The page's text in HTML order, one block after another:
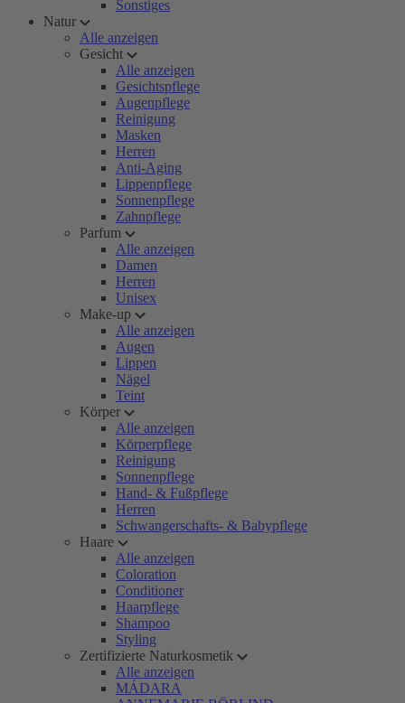
Sonstiges
Natur
Alle anzeigen
Gesicht
Alle anzeigen
Gesichtspflege
Augenpflege
Reinigung
Masken
Herren
Anti-Aging
Lippenpflege
Sonnenpflege
Zahnpflege
Parfum
Alle anzeigen
Damen
Herren
Unisex
Make-up
Alle anzeigen
Augen
Lippen
Nägel
Teint
Körper
Alle anzeigen
Körperpflege
Reinigung
Sonnenpflege
Hand- & Fußpflege
Herren
Schwangerschafts- & Babypflege
Haare
Alle anzeigen
Coloration
Conditioner
Haarpflege
Shampoo
Styling
Zertifizierte Naturkosmetik
Alle anzeigen
MÁDARA